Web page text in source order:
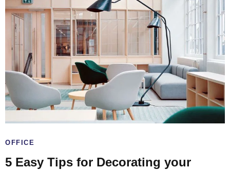
OFFICE
5 Easy Tips for Decorating your